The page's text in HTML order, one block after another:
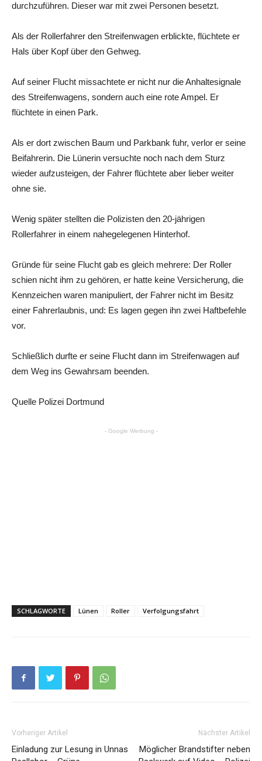
durchzuführen. Dieser war mit zwei Personen besetzt.
Als der Rollerfahrer den Streifenwagen erblickte, flüchtete er
Hals über Kopf über den Gehweg.
Auf seiner Flucht missachtete er nicht nur die Anhaltesignale
des Streifenwagens, sondern auch eine rote Ampel. Er
flüchtete in einen Park.
Als er dort zwischen Baum und Parkbank fuhr, verlor er seine
Beifahrerin. Die Lünerin versuchte noch nach dem Sturz
wieder aufzusteigen, der Fahrer flüchtete aber lieber weiter
ohne sie.
Wenig später stellten die Polizisten den 20-jährigen
Rollerfahrer in einem nahegelegenen Hinterhof.
Gründe für seine Flucht gab es gleich mehrere: Der Roller
schien nicht ihm zu gehören, er hatte keine Versicherung, die
Kennzeichen waren manipuliert, der Fahrer nicht im Besitz
einer Fahrerlaubnis, und: Es lagen gegen ihn zwei Haftbefehle
vor.
Schließlich durfte er seine Flucht dann im Streifenwagen auf
dem Weg ins Gewahrsam beenden.
Quelle Polizei Dortmund
- Google Werbung -
SCHLAGWORTE Lünen Roller Verfolgungsfahrt
Vorheriger Artikel
Einladung zur Lesung in Unnas
Nächster Artikel
Möglicher Brandstifter neben